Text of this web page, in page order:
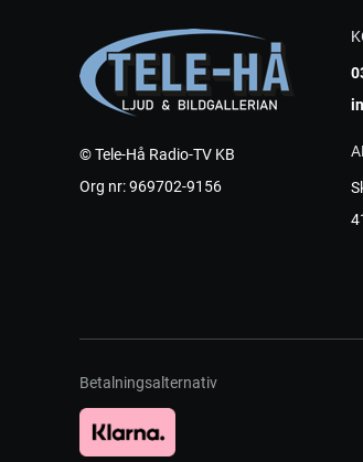
© Tele-Hå Radio-TV KB
Org nr: 969702-9156
Betalningsalternativ